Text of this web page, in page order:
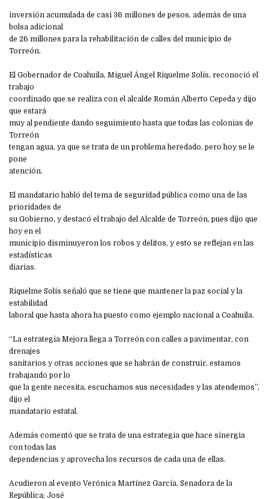
inversión acumulada de casi 36 millones de pesos, además de una
bolsa adicional
de 26 millones para la rehabilitación de calles del municipio de
Torreón.
El Gobernador de Coahuila, Miguel Ángel Riquelme Solís, reconoció el
trabajo
coordinado que se realiza con el alcalde Román Alberto Cepeda y dijo
que estará
muy al pendiente dando seguimiento hasta que todas las colonias de
Torreón
tengan agua, ya que se trata de un problema heredado, pero hoy se le
pone
atención.
El mandatario habló del tema de seguridad pública como una de las
prioridades de
su Gobierno, y destacó el trabajo del Alcalde de Torreón, pues dijo que
hoy en el
municipio disminuyeron los robos y delitos, y esto se reflejan en las
estadísticas
diarias.
Riquelme Solís señaló que se tiene que mantener la paz social y la
estabilidad
laboral que hasta ahora ha puesto como ejemplo nacional a Coahuila.
“La estrategia Mejora llega a Torreón con calles a pavimentar, con
drenajes
sanitarios y otras acciones que se habrán de construir, estamos
trabajando por lo
que la gente necesita, escuchamos sus necesidades y las atendemos”,
dijo el
mandatario estatal.
Además comentó que se trata de una estrategia que hace sinergia
con todas las
dependencias y aprovecha los recursos de cada una de ellas.
Acudieron al evento Verónica Martínez García, Senadora de la
República; José